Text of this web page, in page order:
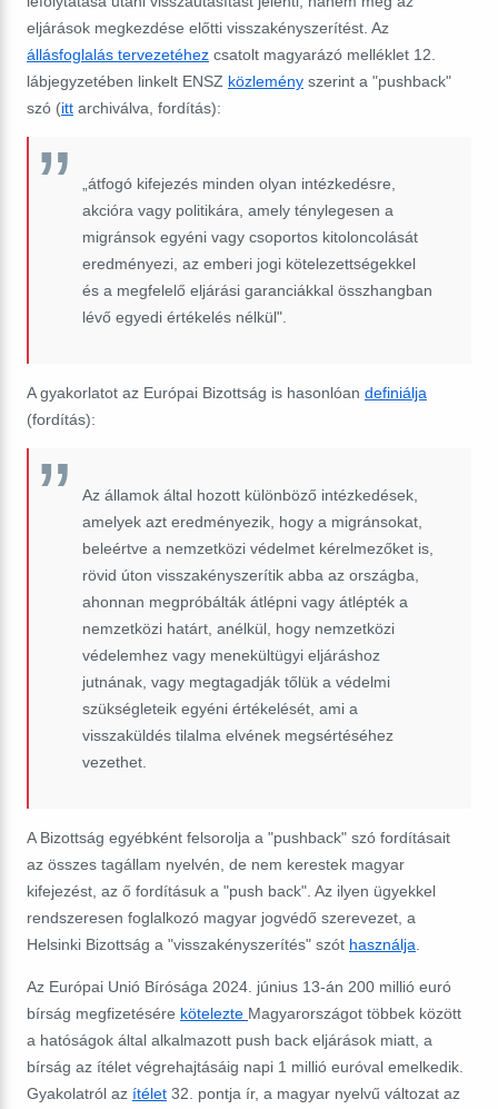
eljárások megkezdése előtti visszakényszerítést. Az
állásfoglalás tervezetéhez csatolt magyarázó melléklet 12.
lábjegyzetében linkelt ENSZ közlemény szerint a "pushback"
szó (itt archiválva, fordítás):
„átfogó kifejezés minden olyan intézkedésre,
akcióra vagy politikára, amely ténylegesen a
migránsok egyéni vagy csoportos kitoloncolását
eredményezi, az emberi jogi kötelezettségekkel
és a megfelelő eljárási garanciákkal összhangban
lévő egyedi értékelés nélkül".
A gyakorlatot az Európai Bizottság is hasonlóan definiálja
(fordítás):
Az államok által hozott különböző intézkedések,
amelyek azt eredményezik, hogy a migránsokat,
beleértve a nemzetközi védelmet kérelmezőket is,
rövid úton visszakényszerítik abba az országba,
ahonnan megpróbálták átlépni vagy átlépték a
nemzetközi határt, anélkül, hogy nemzetközi
védelemhez vagy menekültügyi eljáráshoz
jutnának, vagy megtagadják tőlük a védelmi
szükségleteik egyéni értékelését, ami a
visszaküldés tilalma elvének megsértéséhez
vezethet.
A Bizottság egyébként felsorolja a "pushback" szó fordításait
az összes tagállam nyelvén, de nem kerestek magyar
kifejezést, az ő fordításuk a "push back". Az ilyen ügyekkel
rendszeresen foglalkozó magyar jogvédő szerevezet, a
Helsinki Bizottság a "visszakényszerítés" szót használja
Az Európai Unió Bírósága 2024. június 13-án 200 millió euró
bírság megfizetésére kötelezte Magyarországot többek között
a hatóságok által alkalmazott push back eljárások miatt, a
bírság az ítélet végrehajtásáig napi 1 millió euróval emelkedik.
Gyakolatról az ítélet 32. pontja ír, a magyar nyelvű változat az